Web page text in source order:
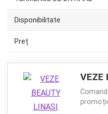
Disponibilitate
Preț
VEZE